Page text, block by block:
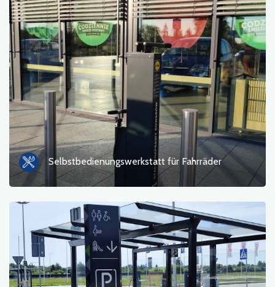
Selbstbedienungswerkstatt für Fahrräder